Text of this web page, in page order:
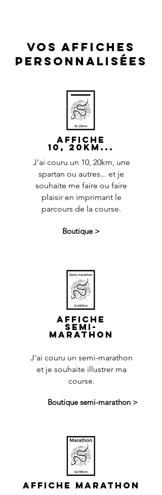
VOS AFFICHES
PERSONNALISéES
AFFICHE
10, 20km...
J'ai couru un 10, 20km, une
spartan ou autres... et je
souhaite me faire ou faire
plaisir en imprimant le
parcours de la course.
Boutique >
AFFICHE
Semi-
marathon
J'ai couru un semi-marathon
et je souhaite illustrer ma
course.
Boutique semi-marathon >
AFFICHE Marathon